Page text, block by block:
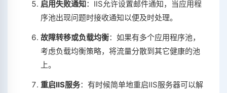
启用失败通知：IIS允许设置邮件通知，当应用程
序池出现问题时接收通知以便及时处理。
故障转移或负载均衡：如果有多个应用程序池，
考虑负载均衡策略，将流量分散到其它健康的池
上。
重启IIS服务：有时候简单地重启IIS服务器可以解